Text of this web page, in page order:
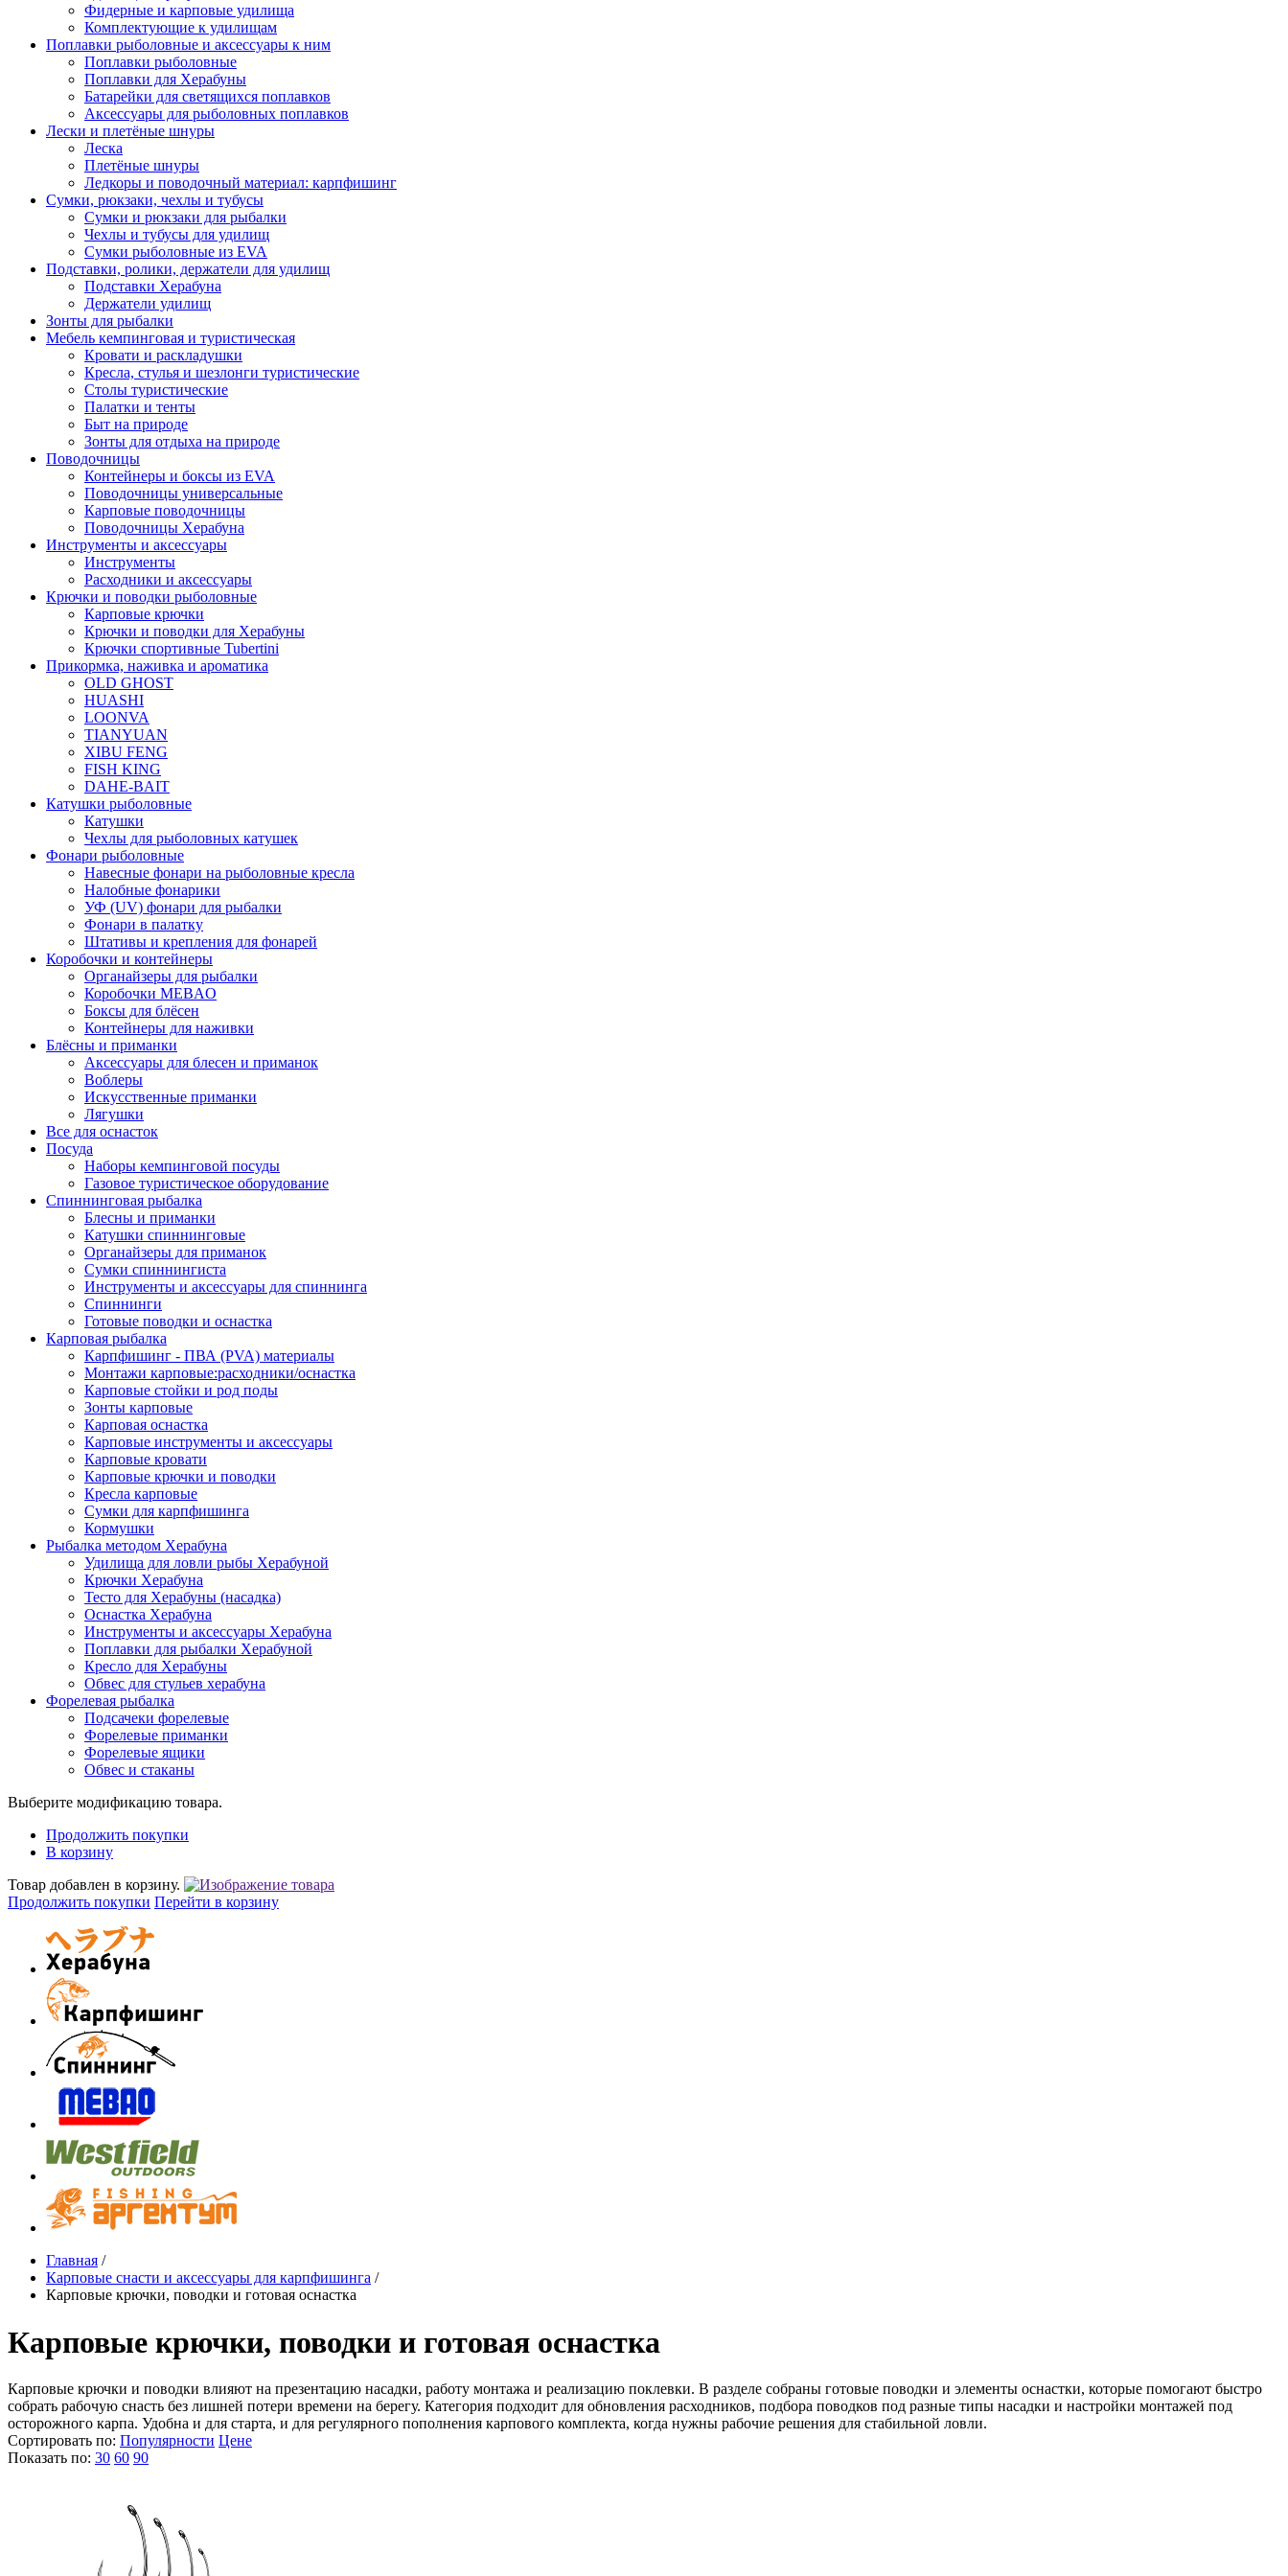
Фидерные и карповые удилища
Комплектующие к удилищам
Поплавки рыболовные и аксессуары к ним
Поплавки рыболовные
Поплавки для Херабуны
Батарейки для светящихся поплавков
Аксессуары для рыболовных поплавков
Лески и плетёные шнуры
Леска
Плетёные шнуры
Ледкоры и поводочный материал: карпфишинг
Сумки, рюкзаки, чехлы и тубусы
Сумки и рюкзаки для рыбалки
Чехлы и тубусы для удилищ
Сумки рыболовные из EVA
Подставки, ролики, держатели для удилищ
Подставки Херабуна
Держатели удилищ
Зонты для рыбалки
Мебель кемпинговая и туристическая
Кровати и раскладушки
Кресла, стулья и шезлонги туристические
Столы туристические
Палатки и тенты
Быт на природе
Зонты для отдыха на природе
Поводочницы
Контейнеры и боксы из EVA
Поводочницы универсальные
Карповые поводочницы
Поводочницы Херабуна
Инструменты и аксессуары
Инструменты
Расходники и аксессуары
Крючки и поводки рыболовные
Карповые крючки
Крючки и поводки для Херабуны
Крючки спортивные Tubertini
Прикормка, наживка и ароматика
OLD GHOST
HUASHI
LOONVA
TIANYUAN
XIBU FENG
FISH KING
DAHE-BAIT
Катушки рыболовные
Катушки
Чехлы для рыболовных катушек
Фонари рыболовные
Навесные фонари на рыболовные кресла
Налобные фонарики
УФ (UV) фонари для рыбалки
Фонари в палатку
Штативы и крепления для фонарей
Коробочки и контейнеры
Органайзеры для рыбалки
Коробочки MEBAO
Боксы для блёсен
Контейнеры для наживки
Блёсны и приманки
Аксессуары для блесен и приманок
Воблеры
Искусственные приманки
Лягушки
Все для оснасток
Посуда
Наборы кемпинговой посуды
Газовое туристическое оборудование
Спиннинговая рыбалка
Блесны и приманки
Катушки спиннинговые
Органайзеры для приманок
Сумки спиннингиста
Инструменты и аксессуары для спиннинга
Спиннинги
Готовые поводки и оснастка
Карповая рыбалка
Карпфишинг - ПВА (PVA) материалы
Монтажи карповые:расходники/оснастка
Карповые стойки и род поды
Зонты карповые
Карповая оснастка
Карповые инструменты и аксессуары
Карповые кровати
Карповые крючки и поводки
Кресла карповые
Сумки для карпфишинга
Кормушки
Рыбалка методом Херабуна
Удилища для ловли рыбы Херабуной
Крючки Херабуна
Тесто для Херабуны (насадка)
Оснастка Херабуна
Инструменты и аксессуары Херабуна
Поплавки для рыбалки Херабуной
Кресло для Херабуны
Обвес для стульев херабуна
Форелевая рыбалка
Подсачеки форелевые
Форелевые приманки
Форелевые ящики
Обвес и стаканы
Выберите модификацию товара.
Продолжить покупки
В корзину
Товар добавлен в корзину.
Продолжить покупки Перейти в корзину
Главная /
Карповые снасти и аксессуары для карпфишинга /
Карповые крючки, поводки и готовая оснастка
Карповые крючки, поводки и готовая оснастка
Карповые крючки и поводки влияют на презентацию насадки, работу монтажа и реализацию поклевки. В разделе собраны готовые поводки и элементы оснастки, которые помогают быстро
собрать рабочую снасть без лишней потери времени на берегу. Категория подходит для обновления расходников, подбора поводков под разные типы насадки и настройки монтажей под
осторожного карпа. Удобна и для старта, и для регулярного пополнения карпового комплекта, когда нужны рабочие решения для стабильной ловли.
Сортировать по: Популярности Цене
Показать по: 30 60 90